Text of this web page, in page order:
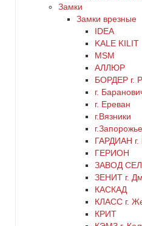
Замки
Замки врезные
IDEA
KALE KILIT
MSM
АЛЛЮР
БОРДЕР г.
г.
г. Ереван
г.Вязники
г.Запорожье
ГАРДИАН
ГЕРИОН
ЗАВОД
ЗЕНИТ г.
КАСКАД
КЛАСС г.
КРИТ